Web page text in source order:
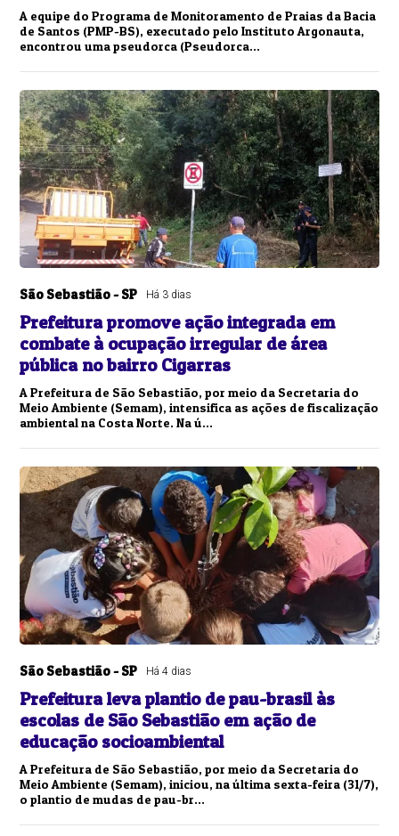
A equipe do Programa de Monitoramento de Praias da Bacia
de Santos (PMP-BS), executado pelo Instituto Argonauta,
encontrou uma pseudorca (Pseudorca...
São Sebastião - SP Há 3 dias
Prefeitura promove ação integrada em
combate à ocupação irregular de área
pública no bairro Cigarras
A Prefeitura de São Sebastião, por meio da Secretaria do
Meio Ambiente (Semam), intensifica as ações de fiscalização
ambiental na Costa Norte. Na ú...
São Sebastião - SP Há 4 dias
Prefeitura leva plantio de pau-brasil às
escolas de São Sebastião em ação de
educação socioambiental
A Prefeitura de São Sebastião, por meio da Secretaria do
Meio Ambiente (Semam), iniciou, na última sexta-feira (31/7),
o plantio de mudas de pau-br...